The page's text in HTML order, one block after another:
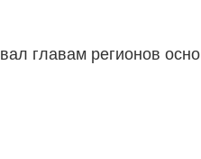
главам регионов